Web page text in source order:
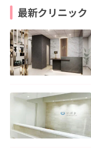
最新クリニック